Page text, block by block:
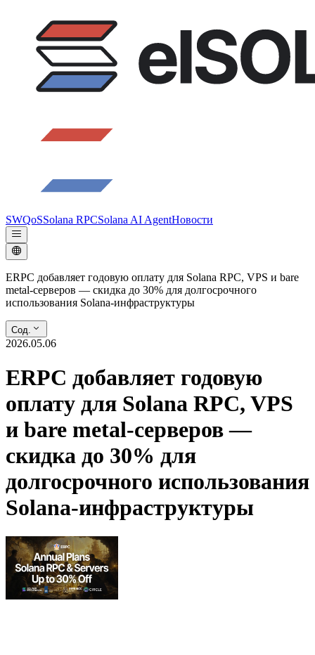
SWQoSSolana RPCSolana AI AgentНовости
ERPC добавляет годовую оплату для Solana RPC, VPS и bare
metal-серверов — скидка до 30% для долгосрочного
использования Solana-инфраструктуры
Сод.
2026.05.06
ERPC добавляет годовую
оплату для Solana RPC, VPS
и bare metal-серверов —
скидка до 30% для
долгосрочного использования
Solana-инфраструктуры